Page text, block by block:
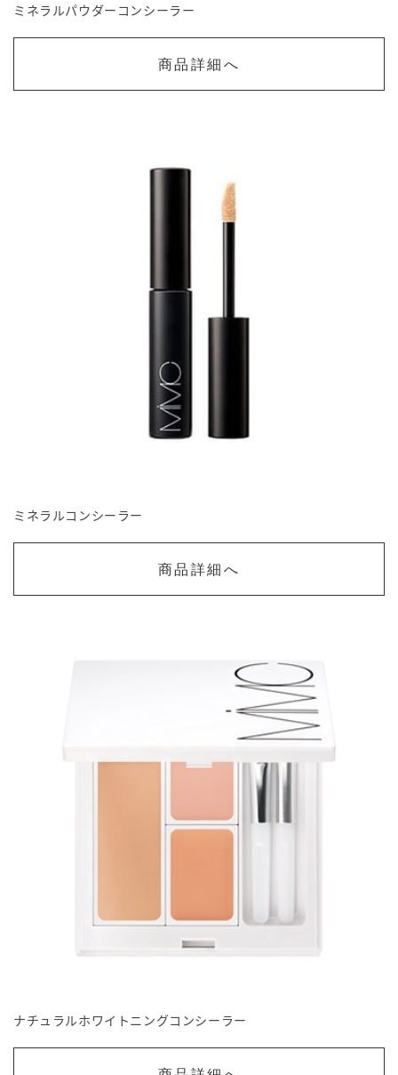
ミネラルパウダーコンシーラー
商品詳細へ
ミネラルコンシーラー
商品詳細へ
ナチュラルホワイトニングコンシーラー